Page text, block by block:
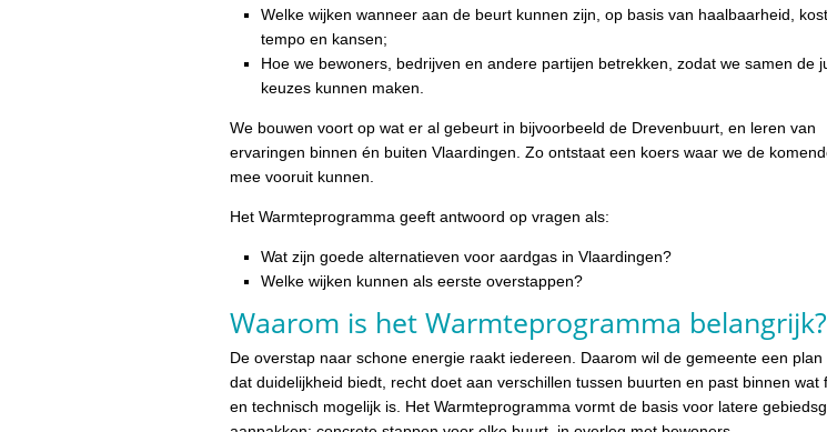
Welke wijken wanneer aan de beurt kunnen zijn, op basis van haalbaarheid,
tempo en kansen;
Hoe we bewoners, bedrijven en andere partijen betrekken, zodat we samen de
keuzes kunnen maken.
We bouwen voort op wat er al gebeurt in bijvoorbeeld de Drevenbuurt, en leren van
ervaringen binnen én buiten Vlaardingen. Zo ontstaat een koers waar we de
mee vooruit kunnen.
Het Warmteprogramma geeft antwoord op vragen als:
Wat zijn goede alternatieven voor aardgas in Vlaardingen?
Welke wijken kunnen als eerste overstappen?
Waarom is het Warmteprogramma belangrijk?
De overstap naar schone energie raakt iedereen. Daarom wil de gemeente een plan
dat duidelijkheid biedt, recht doet aan verschillen tussen buurten en past binnen wat
en technisch mogelijk is. Het Warmteprogramma vormt de basis voor latere